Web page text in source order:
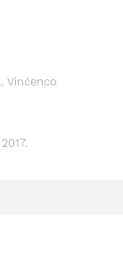
, Vinćenco